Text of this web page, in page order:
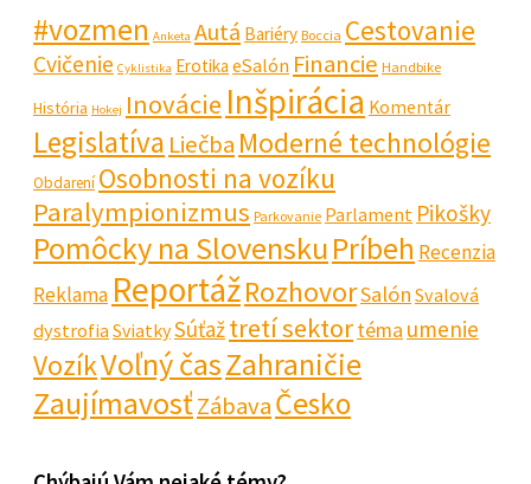
#vozmen Anketa Autá Bariéry Boccia Cestovanie
Cvičenie Cyklistika Erotika eSalón Financie Handbike
História Hokej Inovácie Inšpirácia Komentár
Legislatíva Liečba Moderné technológie
Obdarení Osobnosti na vozíku
Paralympionizmus Parkovanie Parlament Pikošky
Pomôcky na SlovenskuPríbeh Recenzia
Reklama ReportážRozhovorSalón Svalová
dystrofiaSviatkySúťažtretí sektortéma umenie
VozíkVoľný časZahraničie
ZaujímavosťZábavaČesko